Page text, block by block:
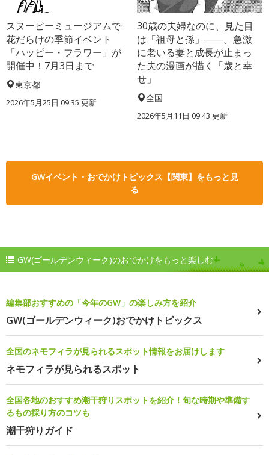
スヌーピーミュージアムで
花だらけの季節イベント
「ハッピー・フラワー」が
開催中！7月3日まで
東京都
2026年5月25日 09:35 更新
30歳の夫婦なのに、見た目
は「祖母と孫」――。急激
に老いる妻と成長が止まっ
た夫の漫画が描く「歳と幸
せ」
全国
2026年5月11日 09:43 更新
GWイベント・おでかけトピックス【関東】をもっと見
る
GW(ゴールデンウィーク)のおでかけをもっと楽しむ
編集部おすすめの「今年のGW」の楽しみ方を紹介
GW(ゴールデンウィーク)おでかけトピックス
全国のネモフィラが見られるスポット情報をお届けします
ネモフィラが見られるスポット
全国各地のおすすめ潮干狩りスポットを紹介！旬な時期や準備す
るもの採り方のコツも
潮干狩りガイド